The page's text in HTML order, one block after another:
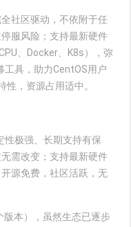
社区驱动，不依附于任
服风险；支持最新硬件
、Docker、K8s），弥
工具，助力CentOS用户
，资源占用适中。
性极强、长期支持有保
需改变；支持最新硬件
源免费，社区活跃，无
版本），虽然生态已逐步